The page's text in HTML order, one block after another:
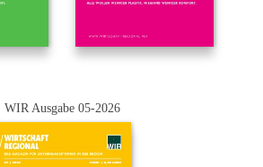
WIR Ausgabe 05-2026